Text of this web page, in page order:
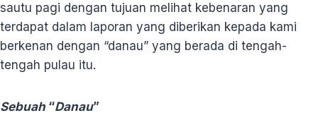
sautu pagi dengan tujuan melihat kebenaran yang
terdapat dalam laporan yang diberikan kepada kami
berkenan dengan “danau” yang berada di tengah-
tengah pulau itu.
Sebuah “Danau”